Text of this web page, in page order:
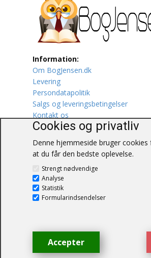
Litteraturhistorie
Lokalhistorie / Topografi
Lystfiskeri
Mad
Musik
Mytologi / Sagn / Sagaer
Naturen
Oldtidskundskab
Information:
Om BogJensen.dk
Levering
Persondatapolitik
Salgs og leveringsbetingelser
Kontakt os
Blåkærvej 25
6052 Viuf
Tlf.:60703190
© BogJensen.dk – Alle
forbeholdes.
Cookies og privatliv
Denne hjemmeside bruger cookies
at du får den bedste oplevelse.
Strengt nødvendige
Analyse
Statistik
Formularindsendelser
Accepter